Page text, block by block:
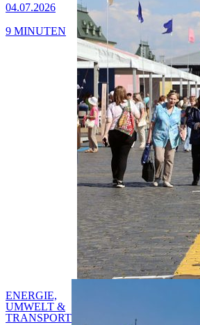
04.07.2026
9 MINUTEN
ENERGIE,
UMWELT &
TRANSPORT